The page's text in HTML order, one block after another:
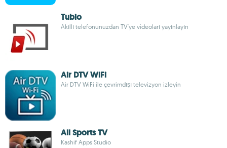
Tubio
Akıllı telefonunuzdan TV'ye videoları yayınlayın
Air DTV WiFi
Air DTV WiFi ile çevrimdışı televizyon izleyin
All Sports TV
Kashif Apps Studio